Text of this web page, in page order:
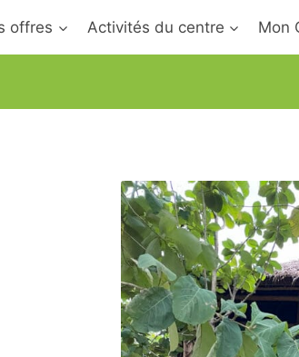
offres Activités du centre Mon